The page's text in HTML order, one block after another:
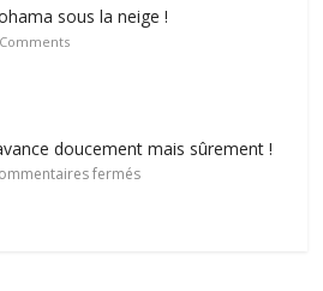
sous la neige !
doucement mais sûrement !
fermés